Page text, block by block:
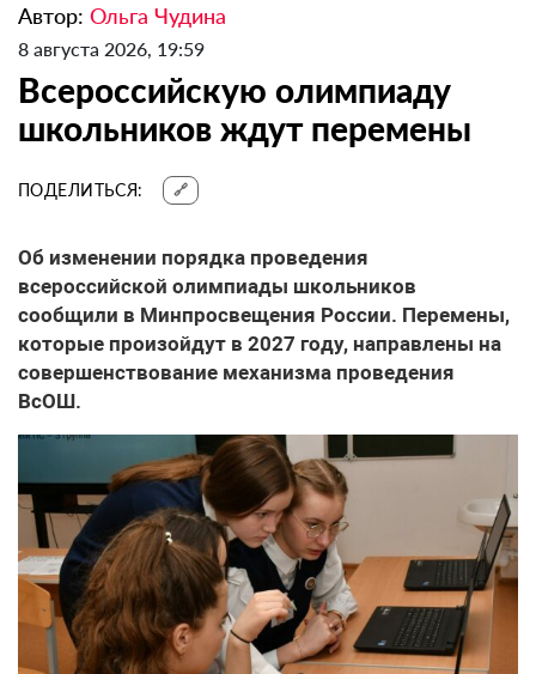
Автор: Ольга Чудина
8 августа 2026, 19:59
Всероссийскую олимпиаду
школьников ждут перемены
ПОДЕЛИТЬСЯ:
Об изменении порядка проведения
всероссийской олимпиады школьников
сообщили в Минпросвещения России. Перемены,
которые произойдут в 2027 году, направлены на
совершенствование механизма проведения
ВсОШ.